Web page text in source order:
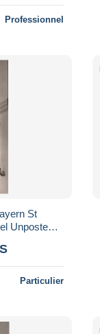
Professionnel
St
Unposted
Particulier